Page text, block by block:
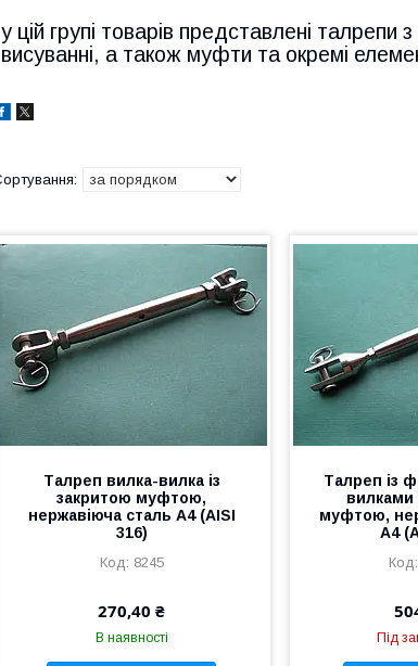
у цій групі товарів представлені
висуванні, а також муфти та окремі
Талреп вилка-вилка із
закритою муфтою,
нержавіюча сталь А4 (AISI
316)
8245
270,40 ₴
В наявності
Талреп із
вилками
муфтою,
А4
Під